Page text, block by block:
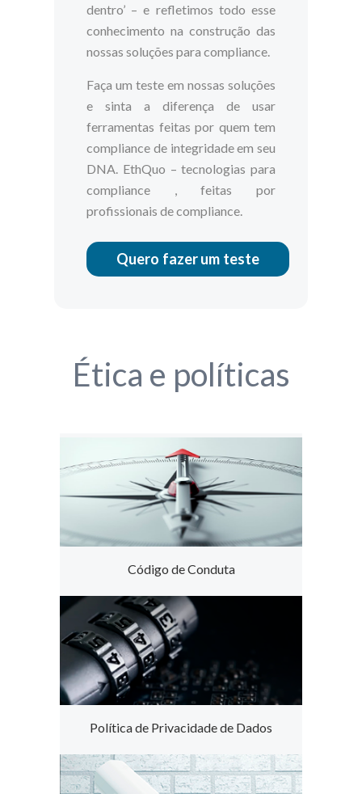
dentro’ – e refletimos todo esse
conhecimento na construção das
nossas soluções para compliance.
Faça um teste em nossas soluções
e sinta a diferença de usar
ferramentas feitas por quem tem
compliance de integridadeem seu
DNA. EthQuo – tecnologias para
compliance
, feitas por
profissionais de compliance.
Quero fazer um teste
Ética e políticas
Código de Conduta
Política de Privacidade de Dados